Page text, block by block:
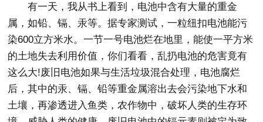
有一天，我从书上看到，电池中含有大量的重金
属，如铅、镉、汞等。据专家测试，一粒纽扣电池能污
染600立方米水。一节一号电池烂在地里，能使一平方米
的土地失去利用价值，你们看看，乱扔电池的危害竟有
这么大!废旧电池如果与生活垃圾混合处理，电池腐烂
后，其中的汞、镉、铅等重金属溶出去会污染地下水和
土壤，再渗透进入鱼类，农作物中，破坏人类的生存环